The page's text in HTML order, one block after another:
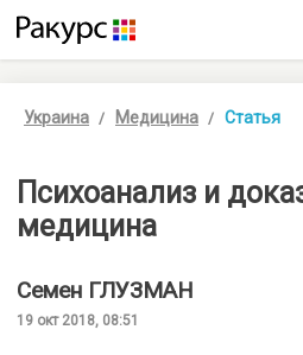
Украина Медицина Статья
Психоанализ и
медицина
Семен ГЛУЗМАН
19 окт 2018, 08:51